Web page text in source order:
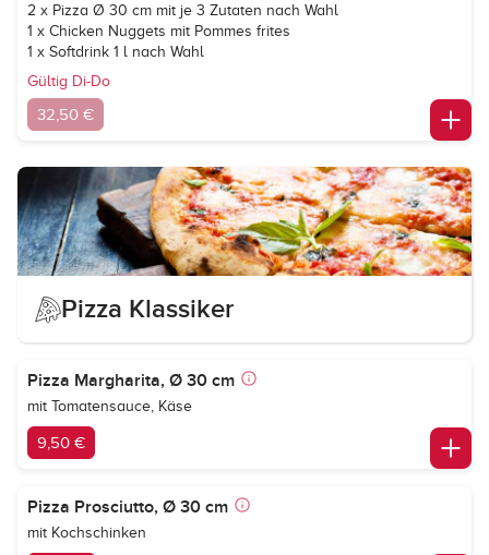
2 x Pizza Ø 30 cm mit je 3 Zutaten nach Wahl
1 x Chicken Nuggets mit Pommes frites
1 x Softdrink 1 l nach Wahl
Gültig Di-Do
32,50 €
Pizza Klassiker
Pizza Margharita, Ø 30 cm
mit Tomatensauce, Käse
9,50 €
Pizza Prosciutto, Ø 30 cm
mit Kochschinken